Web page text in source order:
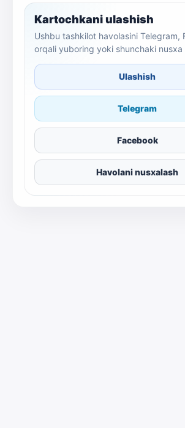
Kartochkani ulashish
Ushbu tashkilot havolasini Telegram,
orqali yuboring yoki shunchaki nusxa
Ulashish
Telegram
Facebook
Havolani nusxalash